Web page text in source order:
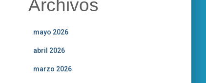
Archivos
mayo 2026
abril 2026
marzo 2026